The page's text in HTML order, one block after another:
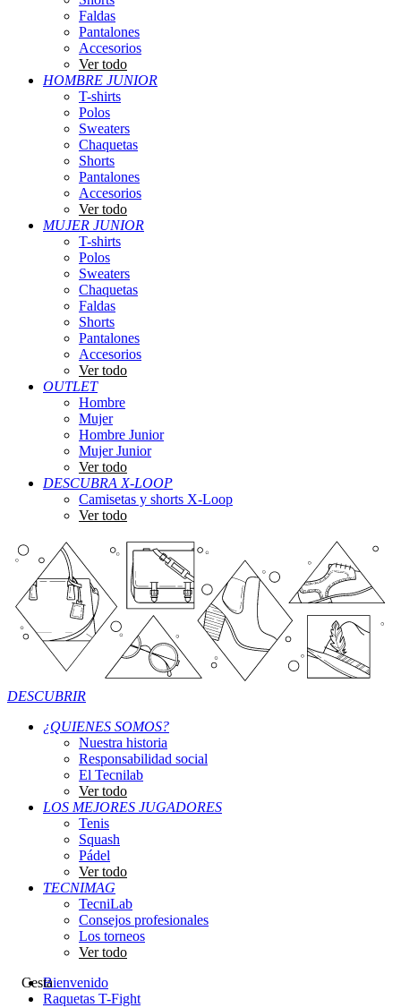
Faldas
Pantalones
Accesorios
Ver todo
HOMBRE JUNIOR
T-shirts
Polos
Sweaters
Chaquetas
Shorts
Pantalones
Accesorios
Ver todo
MUJER JUNIOR
T-shirts
Polos
Sweaters
Chaquetas
Faldas
Shorts
Pantalones
Accesorios
Ver todo
OUTLET
Hombre
Mujer
Hombre Junior
Mujer Junior
Ver todo
DESCUBRA X-LOOP
Camisetas y shorts X-Loop
Ver todo
DESCUBRIR
¿QUIENES SOMOS?
Nuestra historia
Responsabilidad social
El Tecnilab
Ver todo
LOS MEJORES JUGADORES
Tenis
Squash
Pádel
Ver todo
TECNIMAG
TecniLab
Consejos profesionales
Los torneos
Ver todo
CestaBienvenido
Raquetas T-Fight